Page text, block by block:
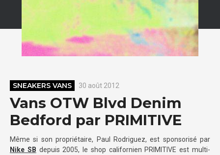
SNEAKERS VANS 30 août 2012
Vans OTW Blvd Denim
Bedford par PRIMITIVE
Même si son propriétaire, Paul Rodriguez, est sponsorisé par
Nike SB depuis 2005, le shop californien PRIMITIVE est multi-